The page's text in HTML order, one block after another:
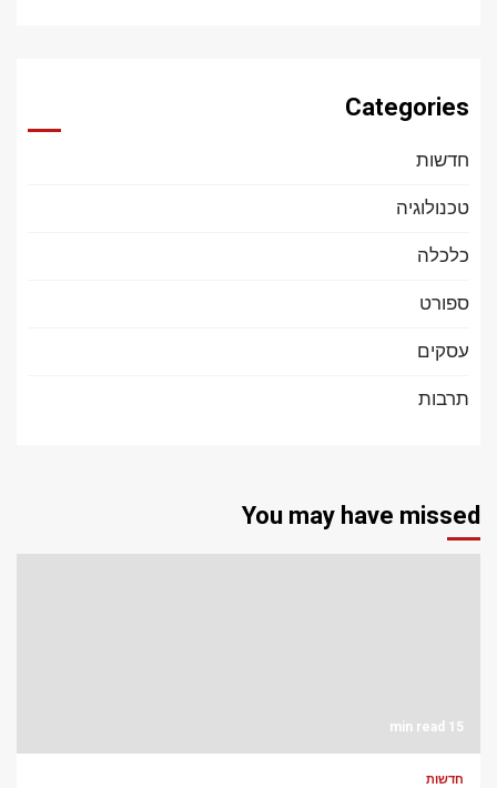
Categories
חדשות
טכנולוגיה
כלכלה
ספורט
עסקים
תרבות
You may have missed
15 min read
חדשות